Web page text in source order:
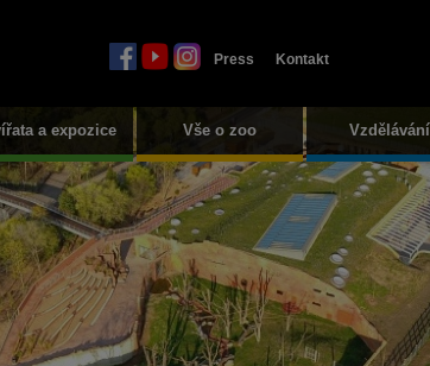
Press Kontakt
a expozice Vše o zoo Vzdělávání